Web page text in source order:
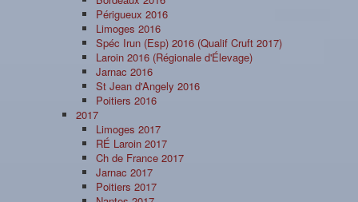
Périgueux 2016
Limoges 2016
Spéc Irun (Esp) 2016 (Qualif Cruft 2017)
Laroin 2016 (Régionale d'Élevage)
Jarnac 2016
St Jean d'Angely 2016
Poitiers 2016
2017
Limoges 2017
RÉ Laroin 2017
Ch de France 2017
Jarnac 2017
Poitiers 2017